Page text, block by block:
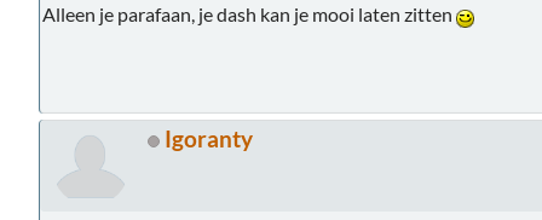
Alleen je parafaan, je dash kan je mooi laten zitten
Igoranty